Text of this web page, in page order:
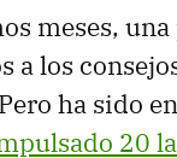
meses,
a los
ha sido
20